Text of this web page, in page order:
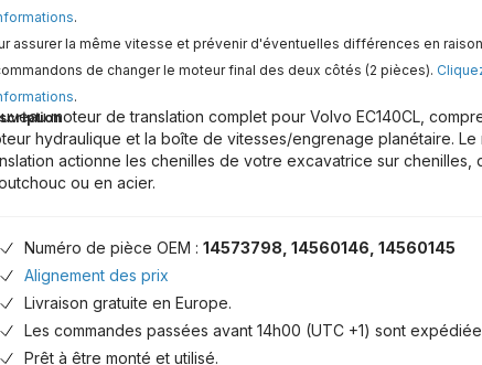
.
assurer la même vitesse et prévenir d'éventuelles différences en
de changer le moteur final des deux côtés (2 pièces).
.
moteur de translation complet pour Volvo EC140CL,
hydraulique et la boîte de vitesses/engrenage planétaire. Le
actionne les chenilles de votre excavatrice sur chenilles,
ou en acier.
Numéro de pièce OEM : 14573798, 14560146, 14560145
Alignement des prix
Livraison gratuite en Europe.
Les commandes passées avant 14h00 (UTC +1) sont
Prêt à être monté et utilisé.